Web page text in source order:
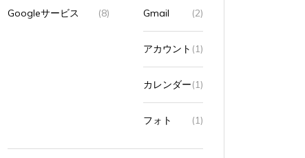
Googleサービス (8) Gmail (2)
アカウント (1)
カレンダー(1)
フォト (1)